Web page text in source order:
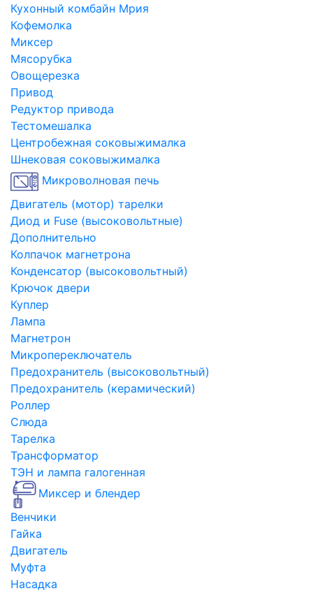
Кухонный комбайн Мрия
Кофемолка
Миксер
Мясорубка
Овощерезка
Привод
Редуктор привода
Тестомешалка
Центробежная соковыжималка
Шнековая соковыжималка
Микроволновая печь
Двигатель (мотор) тарелки
Диод и Fuse (высоковольтные)
Дополнительно
Колпачок магнетрона
Конденсатор (высоковольтный)
Крючок двери
Куплер
Лампа
Магнетрон
Микропереключатель
Предохранитель (высоковольтный)
Предохранитель (керамический)
Роллер
Слюда
Тарелка
Трансформатор
ТЭН и лампа галогенная
Миксер и блендер
Венчики
Гайка
Двигатель
Муфта
Насадка